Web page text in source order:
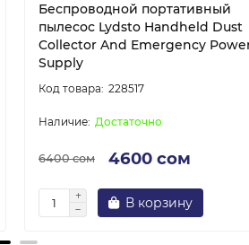
Беспроводной портативный
пылесос Lydsto Handheld Dust
Collector And Emergency
Supply
228517
Достаточно
6400 сом 4600 сом
В корзину